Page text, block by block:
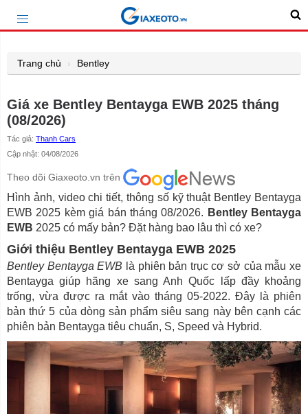
Trang chủ Bentley
Giá xe Bentley Bentayga EWB 2025 tháng
(08/2026)
Tác giả: Thanh Cars
Cập nhật: 04/08/2026
Theo dõi Giaxeoto.vn trên
Hình ảnh, video chi tiết, thông số kỹ thuật Bentley Bentayga
EWB 2025 kèm giá bán tháng 08/2026. Bentley Bentayga
EWB 2025 có mấy bản? Đặt hàng bao lâu thì có xe?
Giới thiệu Bentley Bentayga EWB 2025
Bentley Bentayga EWB là phiên bản trục cơ sở của mẫu xe
Bentayga giúp hãng xe sang Anh Quốc lấp đầy khoảng
trống, vừa được ra mắt vào tháng 05-2022. Đây là phiên
bản thứ 5 của dòng sản phẩm siêu sang này bên cạnh các
phiên bản Bentayga tiêu chuẩn, S, Speed và Hybrid.